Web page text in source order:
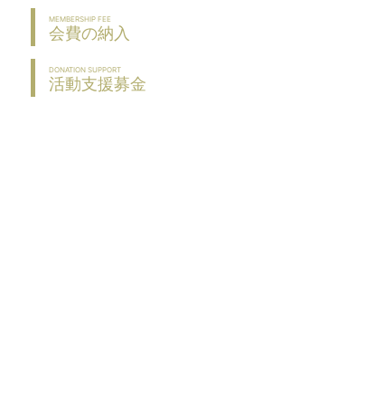
MEMBERSHIP FEE
会費の納入
DONATION SUPPORT
活動支援募金